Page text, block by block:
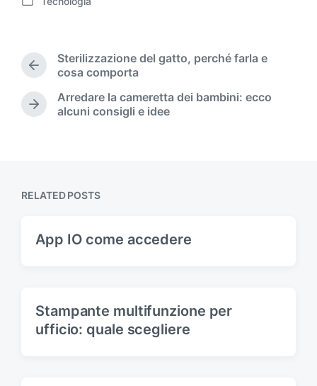
P
e
n
P
e
v
o
:
Sterilizzazione del gatto, perché farla e
cosa comporta
N
s
Arredare la cameretta dei bambini: ecco
alcuni consigli e idee
RELATED POSTS
App IO come accedere
Stampante multifunzione per
ufficio: quale scegliere